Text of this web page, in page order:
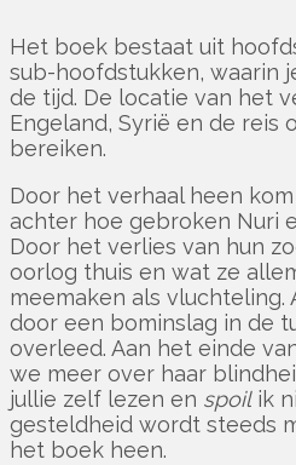
Het boek bestaat uit
sub-hoofdstukken, waarin
de tijd. De locatie van het
Engeland, Syrië en de reis
bereiken.
Door het verhaal heen
achter hoe gebroken Nuri
Door het verlies van hun
oorlog thuis en wat ze
meemaken als
door een bominslag in de
overleed. Aan het einde
we meer over haar
jullie zelf lezen en spoilik
gesteldheid wordt steeds
het boek heen.